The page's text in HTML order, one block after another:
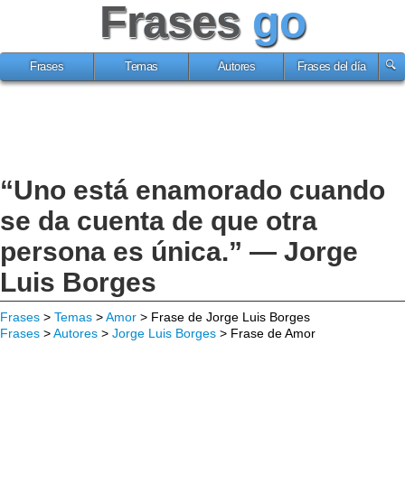
Frases go
Frases Temas Autores Frases del día
“Uno está enamorado cuando
se da cuenta de que otra
persona es única.” — Jorge
Luis Borges
Frases > Temas >Amor > Frase de Jorge Luis Borges
Frases >Autores > Jorge Luis Borges > Frase de Amor